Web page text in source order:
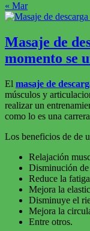
« Mar
Masaje de
momento se
El masaje de
músculos y
realizar un
como lo es una
Los beneficios de de
Relajación
Disminución
Reduce la fatiga
Mejora la
Disminuye el
Mejora la
Entre otros.